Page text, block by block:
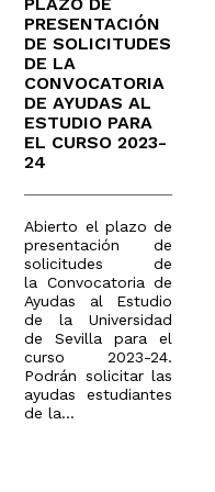
PRESENTACIÓN
DE SOLICITUDES
DE LA
CONVOCATORIA
DE AYUDAS AL
ESTUDIO PARA
EL CURSO 2023-
24
Abierto el plazo de
presentación de
solicitudes de
la Convocatoria de
Ayudas al Estudio
de la Universidad
de Sevilla para el
curso 2023-24.
Podrán solicitar las
ayudas estudiantes
de la...